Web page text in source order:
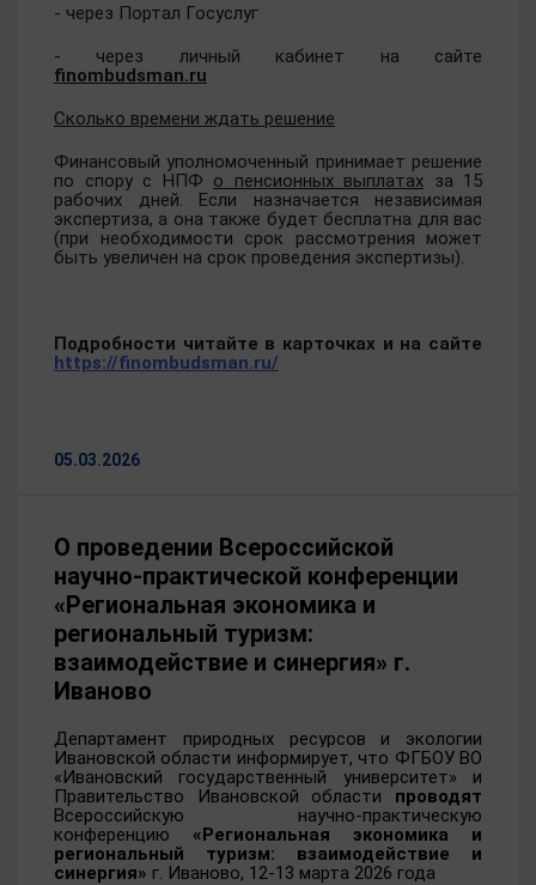
- через Портал Госуслуг
- через личный кабинет на сайте
finombudsman.ru
Сколько времени ждать решение
Финансовый уполномоченный принимает решение
по спору с НПФ о пенсионных выплатах за 15
рабочих дней. Если назначается независимая
экспертиза, а она также будет бесплатна для вас
(при необходимости срок рассмотрения может
быть увеличен на срок проведения экспертизы).
Подробности читайте в карточках и на сайте
https://finombudsman.ru/
05.03.2026
О проведении Всероссийской
научно-практической конференции
«Региональная экономика и
региональный туризм:
взаимодействие и синергия» г.
Иваново
Департамент природных ресурсов и экологии
Ивановской области информирует, что ФГБОУ ВО
«Ивановский государственный университет» и
Правительство Ивановской области проводят
Всероссийскую научно-практическую
конференцию «Региональная экономика и
региональный туризм: взаимодействие и
синергия» г. Иваново, 12-13 марта 2026 года